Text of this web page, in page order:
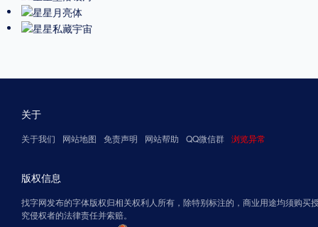
关于
关于我们 网站地图 免责声明 网站帮助 QQ微信群 浏览异常
版权信息
找字网发布的字体版权归相关权利人所有，除特别标注的，商业用途均须购买
究侵权者的法律责任并索赔。